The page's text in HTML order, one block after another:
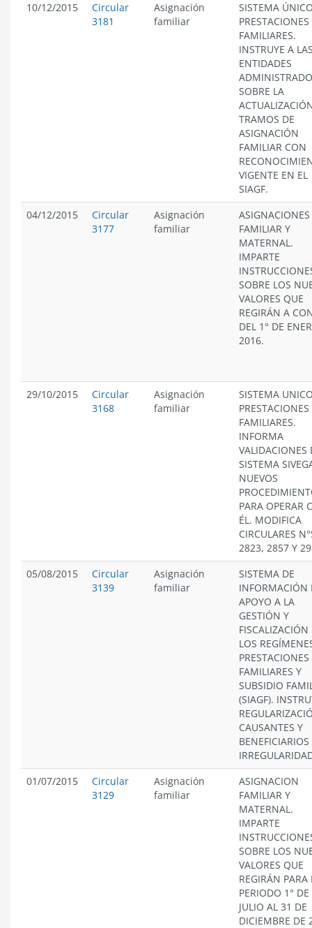
10/12/2015
Circular
3181
Asignación
familiar
SISTEMA
PRESTACIONES
FAMILIARES.
INSTRUYE A
ENTIDADES
SOBRE LA
TRAMOS DE
ASIGNACIÓN
FAMILIAR CON
VIGENTE EN EL
SIAGF.
04/12/2015
Circular
3177
Asignación
familiar
ASIGNACIONES
FAMILIAR Y
MATERNAL.
IMPARTE
SOBRE LOS
VALORES QUE
REGIRÁN A
DEL 1° DE
2016.
29/10/2015
Circular
3168
Asignación
familiar
SISTEMA
PRESTACIONES
FAMILIARES.
INFORMA
VALIDACIONES
SISTEMA
NUEVOS
PARA OPERAR
ÉL. MODIFICA
CIRCULARES
2823, 2857 Y
05/08/2015
Circular
3139
Asignación
familiar
SISTEMA DE
INFORMACIÓN
APOYO A LA
GESTIÓN Y
FISCALIZACIÓN
LOS
PRESTACIONES
FAMILIARES Y
SUBSIDIO
(SIAGF).
CAUSANTES Y
01/07/2015
Circular
3129
Asignación
familiar
ASIGNACION
FAMILIAR Y
MATERNAL.
IMPARTE
SOBRE LOS
VALORES QUE
REGIRÁN PARA
PERIODO 1° DE
JULIO AL 31 DE
DICIEMBRE DE